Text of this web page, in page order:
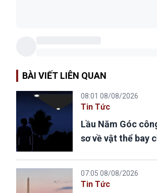
BÀI VIẾT LIÊN QUAN
08:01 08/08/2026
Tin Tức
Lầu Năm Góc
sơ về vật thể bay
07:05 08/08/2026
Tin Tức